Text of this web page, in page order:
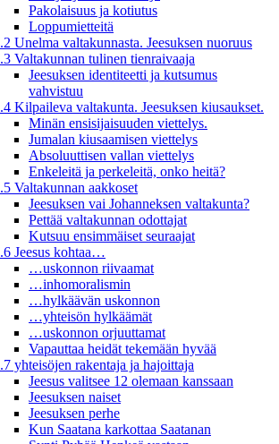
Pakolaisuus ja kotiutus
Loppumietteitä
Unelma valtakunnasta. Jeesuksen nuoruus
Valtakunnan tulinen tienraivaaja
Jeesuksen identiteetti ja kutsumus
vahvistuu
Kilpaileva valtakunta. Jeesuksen kiusaukset.
Minän ensisijaisuuden viettelys.
Jumalan kiusaamisen viettelys
Absoluuttisen vallan viettelys
Enkeleitä ja perkeleitä, onko heitä?
Valtakunnan aakkoset
Jeesuksen vai Johanneksen valtakunta?
Pettää valtakunnan odottajat
Kutsuu ensimmäiset seuraajat
Jeesus kohtaa…
…uskonnon riivaamat
…inhomoralismin
…hylkäävän uskonnon
…yhteisön hylkäämät
…uskonnon orjuuttamat
Vapauttaa heidät tekemään hyvää
yhteisöjen rakentaja ja hajoittaja
Jeesus valitsee 12 olemaan kanssaan
Jeesuksen naiset
Jeesuksen perhe
Kun Saatana karkottaa Saatanan